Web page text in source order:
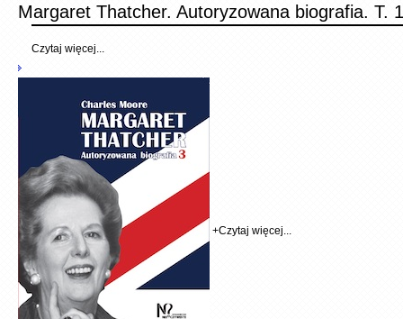
Margaret Thatcher. Autoryzowana biografia. T.
Czytaj więcej...
+Czytaj więcej...